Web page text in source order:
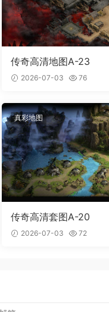
传奇高清地图A-23
2026-07-03 76
真彩地图
传奇高清套图A-20
2026-07-03 72